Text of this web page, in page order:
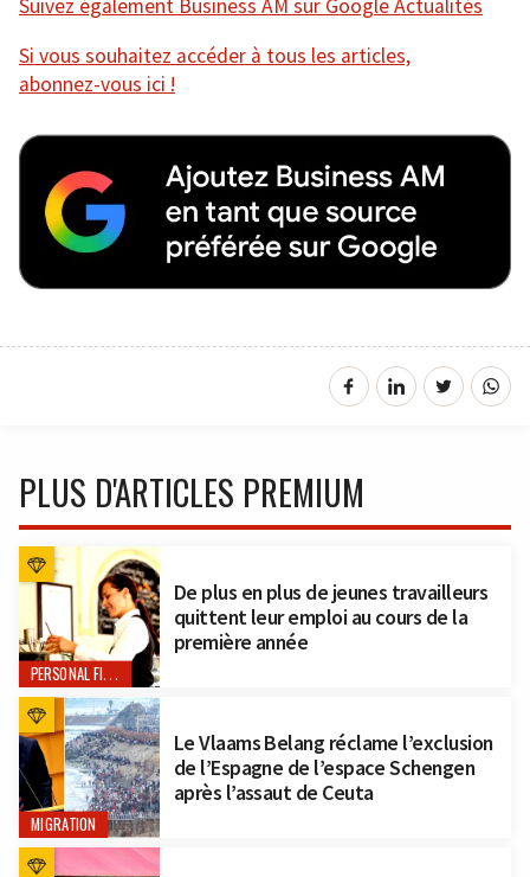
Suivez également Business AM sur Google Actualités
Si vous souhaitez accéder à tous les articles,
abonnez-vous ici !
PLUS D'ARTICLES PREMIUM
PERSONAL FINANCE
De plus en plus de jeunes travailleurs
quittent leur emploi au cours de la
première année
MIGRATION
Le Vlaams Belang réclame l’exclusion
de l’Espagne de l’espace Schengen
après l’assaut de Ceuta